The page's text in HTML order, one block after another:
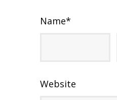
Name*
Website